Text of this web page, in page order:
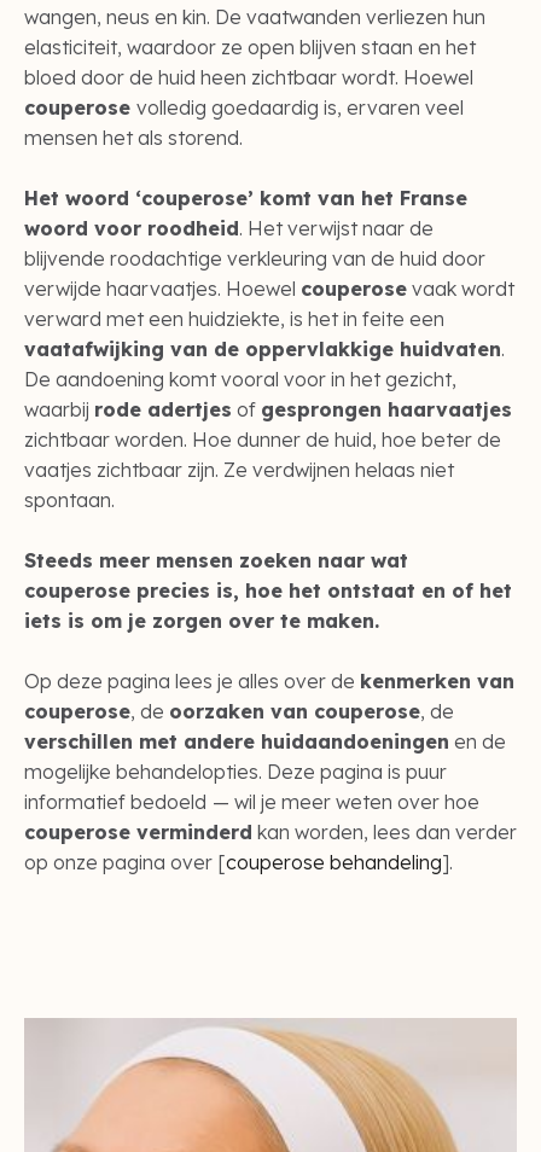
wangen, neus en kin. De vaatwanden verliezen hun
elasticiteit, waardoor ze open blijven staan en het
bloed door de huid heen zichtbaar wordt. Hoewel
couperose volledig goedaardig is, ervaren veel
mensen het als storend.
Het woord ‘couperose’ komt van het Franse
woord voor roodheid. Het verwijst naar de
blijvende roodachtige verkleuring van de huid door
verwijde haarvaatjes. Hoewel couperose vaak wordt
verward met een huidziekte, is het in feite een
vaatafwijking van de oppervlakkige huidvaten.
De aandoening komt vooral voor in het gezicht,
waarbij rode adertjes of gesprongen haarvaatjes
zichtbaar worden. Hoe dunner de huid, hoe beter de
vaatjes zichtbaar zijn. Ze verdwijnen helaas niet
spontaan.
Steeds meer mensen zoeken naar wat
couperose precies is, hoe het ontstaat en of het
iets is om je zorgen over te maken.
Op deze pagina lees je alles over de kenmerken van
couperose, de oorzaken van couperose, de
verschillen met andere huidaandoeningen en de
mogelijke behandelopties. Deze pagina is puur
informatief bedoeld — wil je meer weten over hoe
couperose verminderd kan worden, lees dan verder
op onze pagina over [couperose behandeling].